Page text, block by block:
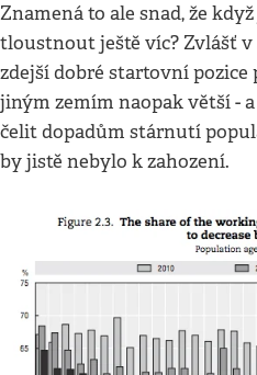
Znamená to ale snad, že
tloustnout ještě víc? Zvlášť
zdejší dobré startovní pozice
jiným zemím naopak větší -
čelit dopadům stárnutí
by jistě nebylo k zahození.